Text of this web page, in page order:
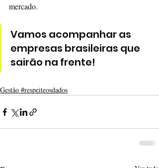
mercado.
Vamos acompanhar as
empresas brasileiras que
sairão na frente!
Gestão #respeiteosdados